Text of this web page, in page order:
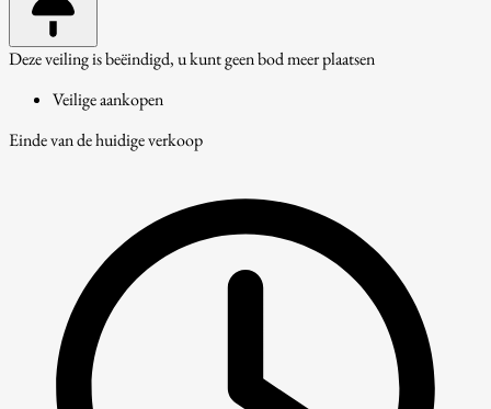
Deze veiling is beëindigd, u kunt geen bod meer plaatsen
Veilige aankopen
Einde van de huidige verkoop